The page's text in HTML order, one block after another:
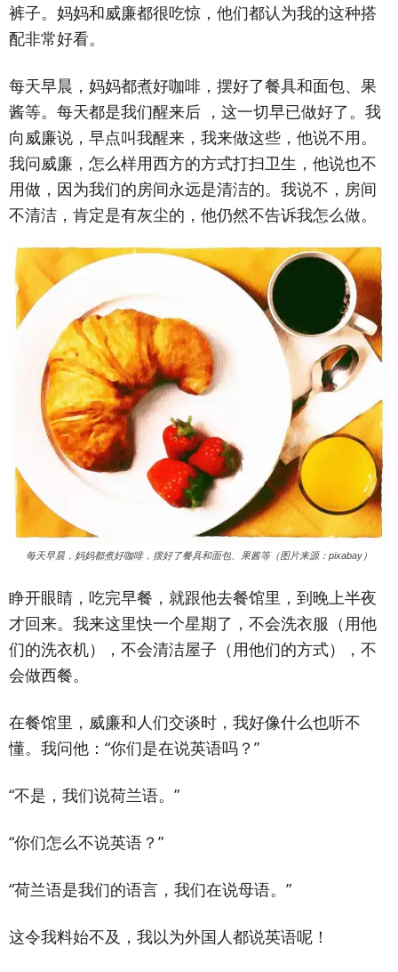
裤子。妈妈和威廉都很吃惊，他们都认为我的这种搭
配非常好看。
每天早晨，妈妈都煮好咖啡，摆好了餐具和面包、果
酱等。每天都是我们醒来后 ，这一切早已做好了。我
向威廉说，早点叫我醒来，我来做这些，他说不用。
我问威廉，怎么样用西方的方式打扫卫生，他说也不
用做，因为我们的房间永远是清洁的。我说不，房间
不清洁，肯定是有灰尘的，他仍然不告诉我怎么做。
每天早晨，妈妈都煮好咖啡，摆好了餐具和面包、果酱等（图片来源：pixabay）
睁开眼睛，吃完早餐，就跟他去餐馆里，到晚上半夜
才回来。我来这里快一个星期了，不会洗衣服（用他
们的洗衣机），不会清洁屋子（用他们的方式），不
会做西餐。
在餐馆里，威廉和人们交谈时，我好像什么也听不
懂。我问他：“你们是在说英语吗？”
“不是，我们说荷兰语。”
“你们怎么不说英语？”
“荷兰语是我们的语言，我们在说母语。”
这令我料始不及，我以为外国人都说英语呢！